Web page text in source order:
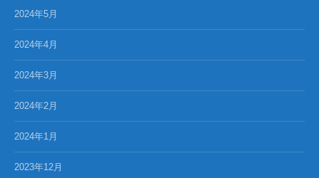
2024年5月
2024年4月
2024年3月
2024年2月
2024年1月
2023年12月